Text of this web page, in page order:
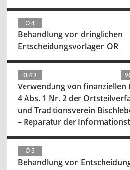
Ö 4
Behandlung von dringlichen
Entscheidungsvorlagen OR
Ö 4.1
Verwendung von finanziellen
4 Abs. 1 Nr. 2 der
und Traditionsverein
– Reparatur der
Ö 5
Behandlung von